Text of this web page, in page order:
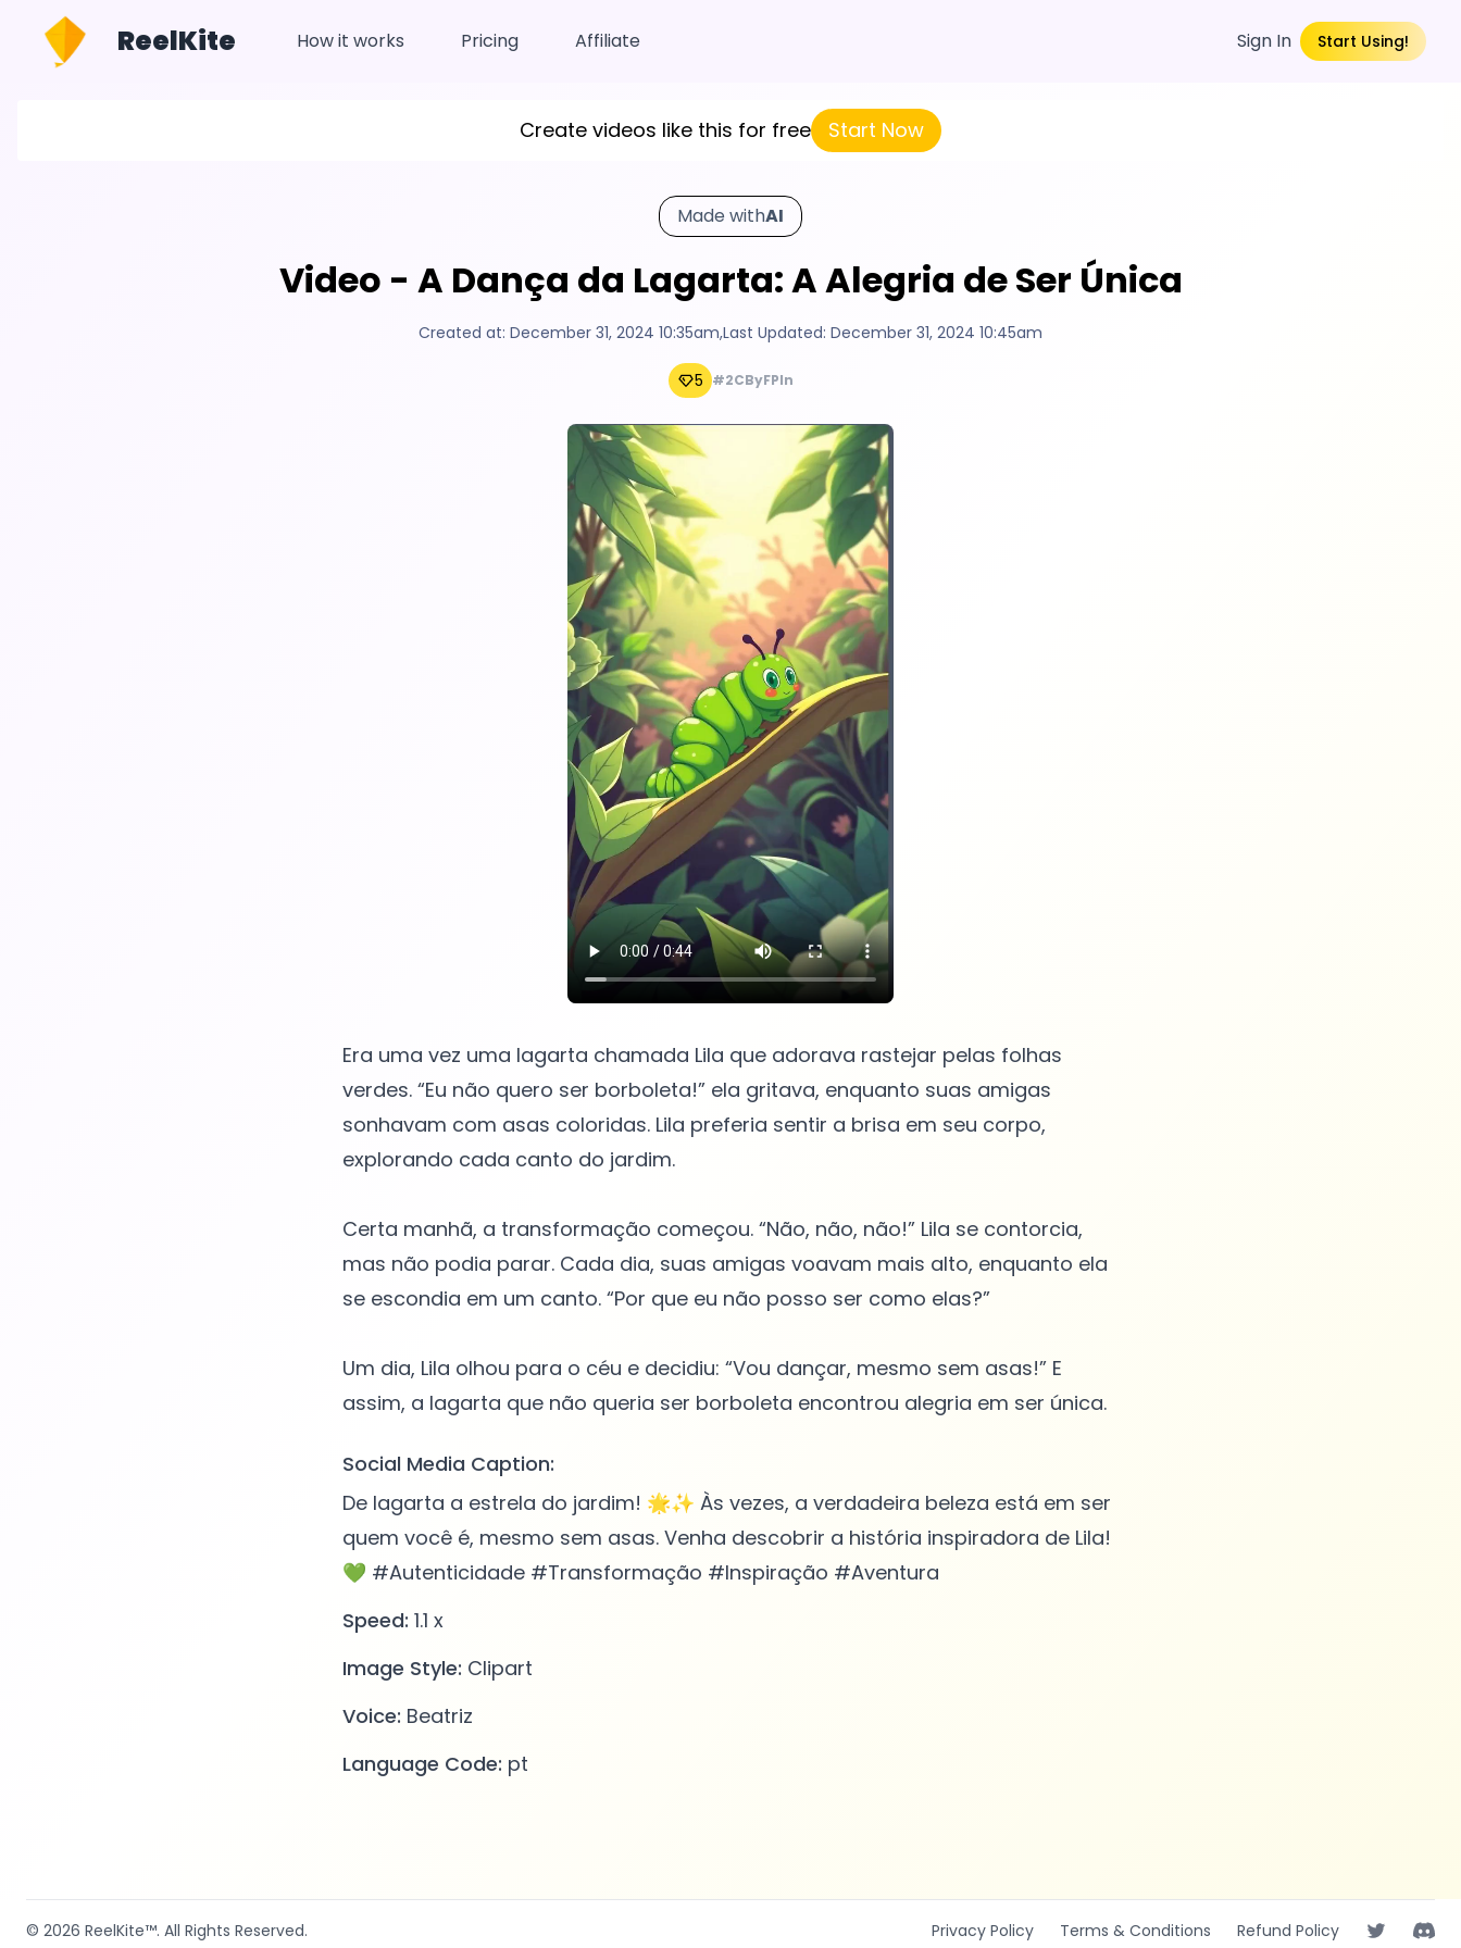
ReelKite How it works Pricing Affiliate Sign In Start Using!
Create videos like this for free Start Now
Made withAI
Video - A Dança da Lagarta: A Alegria de Ser Única
Created at: December 31, 2024 10:35am,Last Updated: December 31, 2024 10:45am
5 #2CByFPIn
Era uma vez uma lagarta chamada Lila que adorava rastejar pelas folhas
verdes. “Eu não quero ser borboleta!” ela gritava, enquanto suas amigas
sonhavam com asas coloridas. Lila preferia sentir a brisa em seu corpo,
explorando cada canto do jardim.
Certa manhã, a transformação começou. “Não, não, não!” Lila se contorcia,
mas não podia parar. Cada dia, suas amigas voavam mais alto, enquanto ela
se escondia em um canto. “Por que eu não posso ser como elas?”
Um dia, Lila olhou para o céu e decidiu: “Vou dançar, mesmo sem asas!” E
assim, a lagarta que não queria ser borboleta encontrou alegria em ser única.
Social Media Caption:
De lagarta a estrela do jardim! 🌟✨ Às vezes, a verdadeira beleza está em ser
quem você é, mesmo sem asas. Venha descobrir a história inspiradora de Lila!
💚 #Autenticidade #Transformação #Inspiração #Aventura
Speed: 1.1 x
Image Style: Clipart
Voice: Beatriz
Language Code: pt
© 2026 ReelKite™. All Rights Reserved. Privacy Policy Terms & Conditions Refund Policy